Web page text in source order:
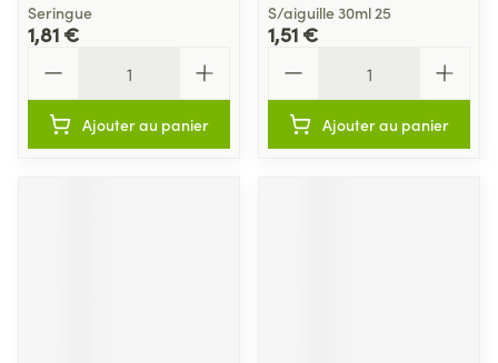
Seringue
1,81 €
Ajouter au panier
S/aiguille 30ml 25
1,51 €
Ajouter au panier